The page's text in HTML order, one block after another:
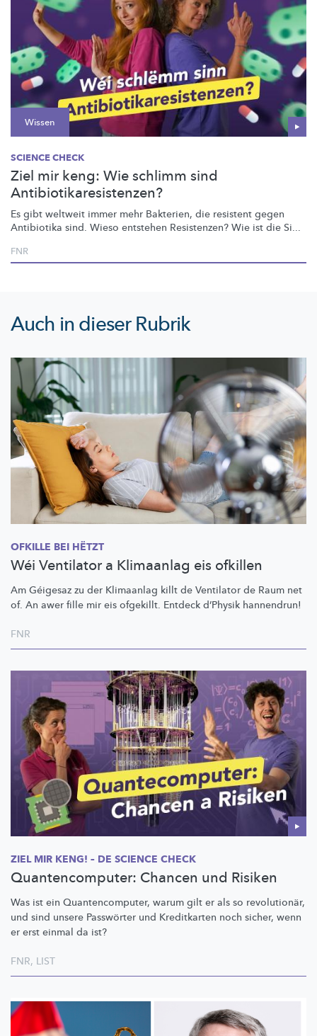
Wissen
SCIENCE CHECK
Ziel mir keng: Wie schlimm sind
Antibiotikaresistenzen?
Es gibt weltweit immer mehr Bakterien, die resistent gegen
Antibiotika sind. Wieso entstehen Resistenzen? Wie ist die Si...
FNR
Auch in dieser Rubrik
OFKILLE BEI HËTZT
Wéi Ventilator a Klimaanlag eis ofkillen
Am Géigesaz zu der Klimaanlag killt de Ventilator de Raum net
of. An awer fille mir eis ofgekillt. Entdeck d’Physik hannendrun!
FNR
ZIEL MIR KENG! – DE SCIENCE CHECK
Quantencomputer: Chancen und Risiken
Was ist ein Quantencomputer, warum gilt er als so revolutionär,
und sind unsere Passwörter und Kreditkarten noch sicher, wenn
er erst einmal da ist?
FNR, LIST